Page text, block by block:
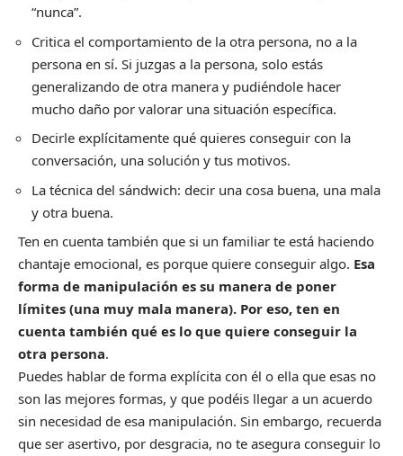
“nunca”.
Critica el comportamiento de la otra persona, no a la
persona en sí. Si juzgas a la persona, solo estás
generalizando de otra manera y pudiéndole hacer
mucho daño por valorar una situación específica.
Decirle explícitamente qué quieres conseguir con la
conversación, una solución y tus motivos.
La técnica del sándwich: decir una cosa buena, una mala
y otra buena.
Ten en cuenta también que si un familiar te está haciendo
chantaje emocional, es porque quiere conseguir algo. Esa
forma de manipulación es su manera de poner
límites (una muy mala manera). Por eso, ten en
cuenta también qué es lo que quiere conseguir la
otra persona.
Puedes hablar de forma explícita con él o ella que esas no
son las mejores formas, y que podéis llegar a un acuerdo
sin necesidad de esa manipulación. Sin embargo, recuerda
que ser asertivo, por desgracia, no te asegura conseguir lo